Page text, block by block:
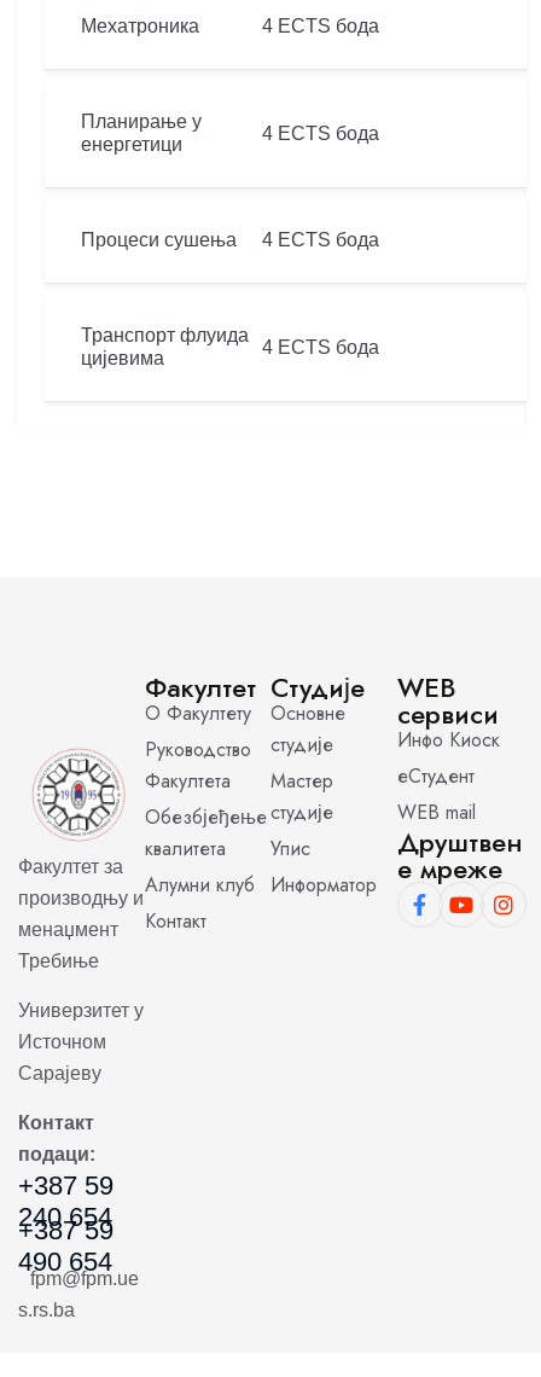
Мехатроника 4 ECTS бода
Планирање у
енергетици
4 ECTS бода
Процеси сушења 4 ECTS бода
Транспорт флуида
цијевима
4 ECTS бода
Факултет за
производњу и
менаџмент
Требиње
Универзитет у
Источном
Сарајеву
Контакт
подаци:
+387 59
240 654
+387 59
490 654
fpm@fpm.ue
s.rs.ba
Факултет
О Факултету
Руководство
Факултета
Обезбјеђење
квалитета
Алумни клуб
Контакт
Студије
Основне
студије
Мастер
студије
Упис
Информатор
WEB
сервиси
Инфо Киоск
еСтудент
WEB mail
Друштвен
е мреже